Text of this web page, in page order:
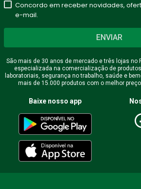
Concordo em receber novidades,
e-mail.
ENVIAR
São mais de 30 anos de mercado e três lojas no
especializada na comercialização de
laboratoriais, segurança no trabalho, saúde e
mais de 15.000 produtos com o melhor
Baixe nosso app